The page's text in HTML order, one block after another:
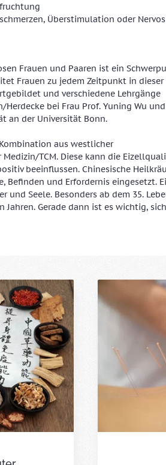
Überstimulation oder
Frauen und Paaren ist ein
Frauen zu jedem Zeitpunkt in dieser
und verschiedene Lehrgänge
bei Frau Prof. Yuning Wu
an der Universität Bonn.
aus westlicher
TCM. Diese kann die
beeinflussen. Chinesische
Befinden und Erfordernis eingesetzt.
Seele. Besonders ab dem 35.
Jahren. Gerade dann ist es wichtig,